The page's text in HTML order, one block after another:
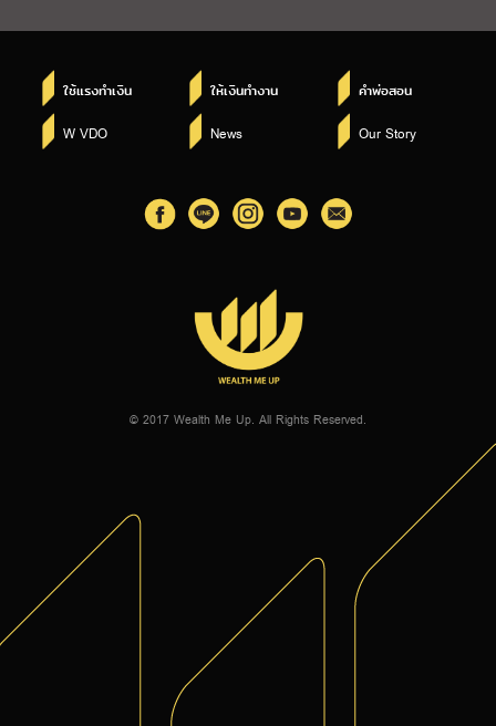
ใช้แรงทำเงิน ให้เงินทำงาน คำพ่อสอน
W VDO News Our Story
© 2017 Wealth Me Up. All Rights Reserved.